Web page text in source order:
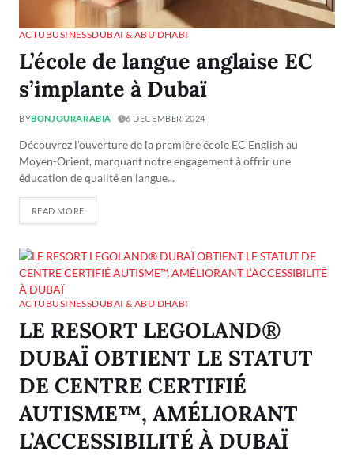
ACTU BUSINESSDUBAI & ABU DHABI
L’école de langue anglaise EC
s’implante à Dubaï
BYBONJOURARABIA 6 DECEMBER 2024
Découvrez l'ouverture de la première école EC English au
Moyen-Orient, marquant notre engagement à offrir une
éducation de qualité en langue...
READ MORE
ACTU BUSINESSDUBAI & ABU DHABI
LE RESORT LEGOLAND®
DUBAÏ OBTIENT LE STATUT
DE CENTRE CERTIFIÉ
AUTISME™, AMÉLIORANT
L’ACCESSIBILITÉ À DUBAÏ